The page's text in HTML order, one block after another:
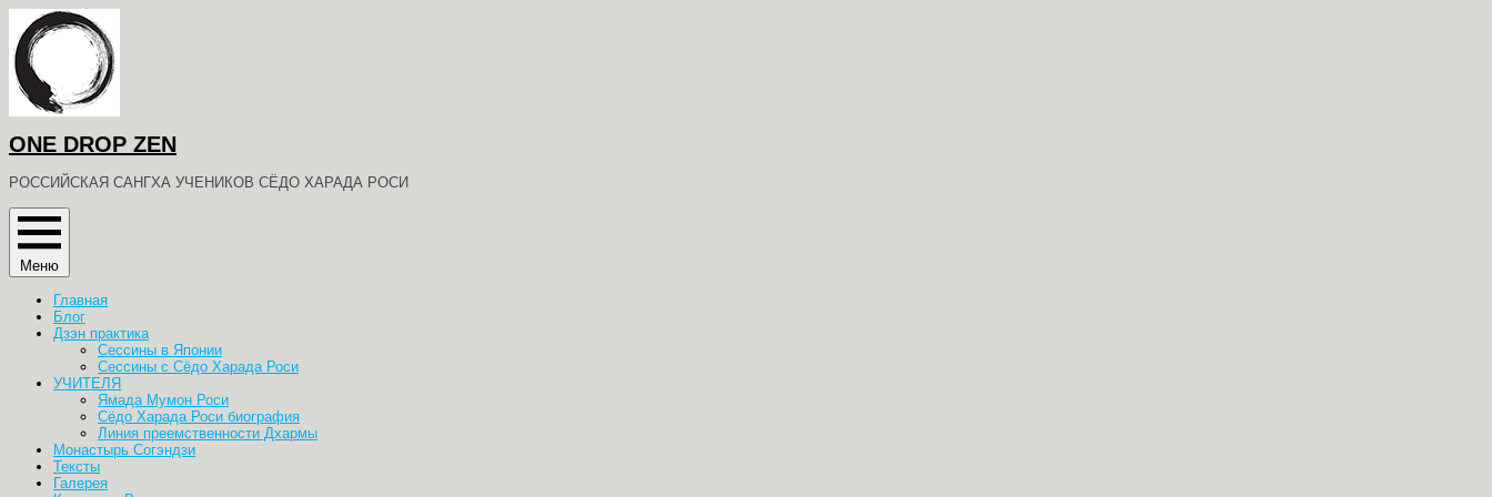
Перейти
содержимому
ONE DROP ZEN
РОССИЙСКАЯ САНГХА УЧЕНИКОВ СЁДО ХАРАДА РОСИ
Меню
Главная
Блог
Дзэн практика
Сессины в Японии
Сессины с Сёдо Харада Роси
УЧИТЕЛЯ
Ямада Мумон Роси
Сёдо Харада Роси биография
Линия преемственности Дхармы
Монастырь Согэндзи
Тексты
Галерея